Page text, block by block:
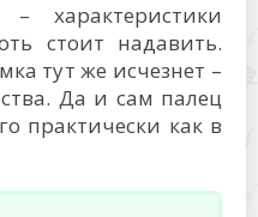
– характеристики
стоит надавить.
тут же исчезнет –
Да и сам палец
практически как в